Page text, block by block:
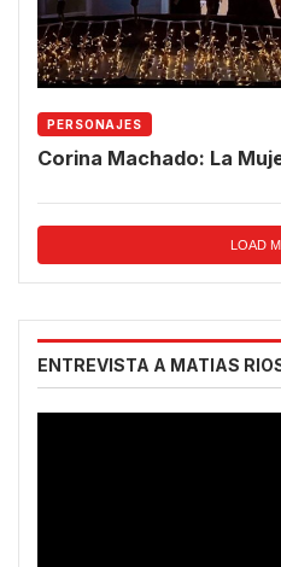
PERSONAJES
Corina Machado: La
LOAD
ENTREVISTA A MATIAS